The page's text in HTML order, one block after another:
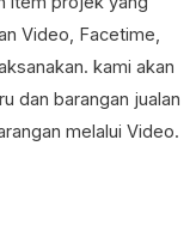
Video, Facetime,
kami akan
dan barangan jualan
melalui Video.